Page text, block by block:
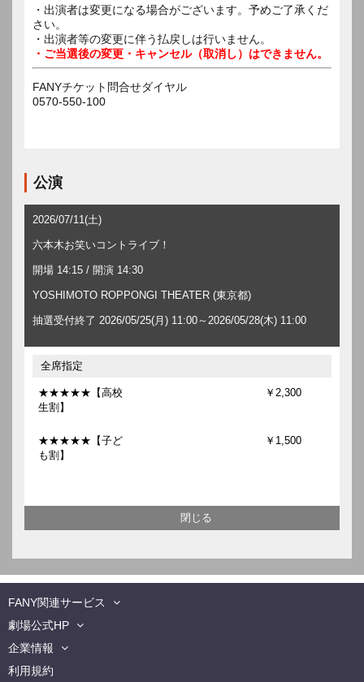
・出演者は変更になる場合がございます。予めご了承くだ
さい。
・出演者等の変更に伴う払戻しは行いません。
・ご当選後の変更・キャンセル（取消し）はできません。
FANYチケット問合せダイヤル
0570-550-100
公演
2026/07/11(土)
六本木お笑いコントライブ！
開場 14:15 / 開演 14:30
YOSHIMOTO ROPPONGI THEATER (東京都)
抽選受付終了 2026/05/25(月) 11:00～2026/05/28(木) 11:00
全席指定
★★★★★【高校
生割】
￥2,300
★★★★★【子ど
も割】
￥1,500
FANY関連サービス
劇場公式HP
企業情報
利用規約